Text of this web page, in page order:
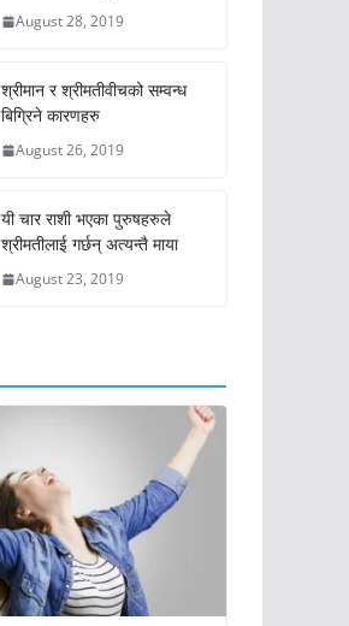
August 28, 2019
श्रीमान र श्रीमतीवीचको सम्वन्ध
बिग्रिने कारणहरु
August 26, 2019
यी चार राशी भएका पुरुषहरुले
श्रीमतीलाई गर्छन् अत्यन्तै माया
August 23, 2019